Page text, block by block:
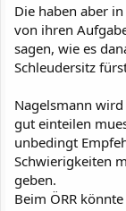
Die haben aber
von ihren
sagen, wie es
Schleudersitz
Nagelsmann wird
gut einteilen
unbedingt
Schwierigkeiten
geben.
Beim ÖRR